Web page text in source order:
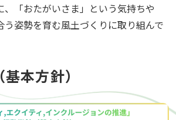
、「おたがいさま」という気持ちや
う姿勢を育む風土づくりに取り組んで
本方針）